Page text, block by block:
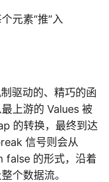
元素“推”入
驱动的、精巧的函
上游的 Values 被
的转换，最终到达
信号则会从
false 的形式，沿着
个数据流。